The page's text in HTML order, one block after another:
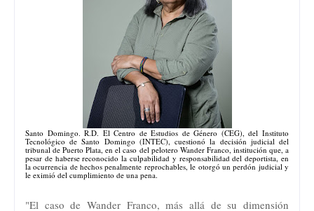
Santo Domingo. R.D. El Centro de Estudios de Género (CEG), del Instituto
Tecnológico de Santo Domingo (INTEC), cuestionó la decisión judicial del
tribunal de Puerto Plata, en el caso del pelotero Wander Franco, institución que, a
pesar de haberse reconocido la culpabilidad y responsabilidad del deportista, en
la ocurrencia de hechos penalmente reprochables, le otorgó un perdón judicial y
le eximió del cumplimiento de una pena.
"El caso de Wander Franco, más allá de su dimensión